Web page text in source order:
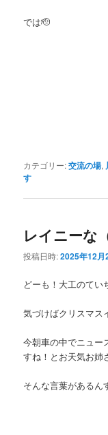
では🫡
カテゴリー:交流の場,
す
レイニーな
投稿日時:2025年12月
どーも！大工のてい
気づけばクリスマス
今朝車の中でニュー
すね！とお天気お姉
そんな言葉があるん